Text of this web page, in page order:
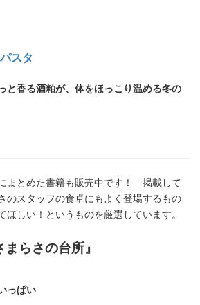
スタ
と香る酒粕が、体をほっこり温める冬の
まとめた書籍も販売中です！ 掲載して
のスタッフの食卓にもよく登場するもの
ほしい！というものを厳選しています。
らさの台所』
っぱい